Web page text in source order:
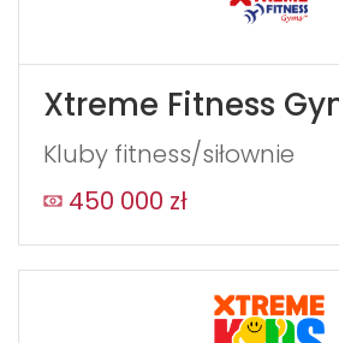
Xtreme Fitness
Kluby fitness/siłownie
450 000 zł